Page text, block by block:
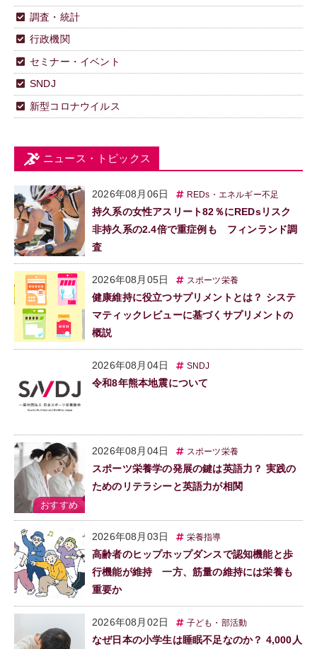
調査・統計
行政機関
セミナー・イベント
SNDJ
新型コロナウイルス
ニュース・トピックス
2026年08月06日 REDs・エネルギー不足
持久系の女性アスリート82％にREDsリスク
非持久系の2.4倍で重症例も フィンランド調
査
2026年08月05日 スポーツ栄養
健康維持に役立つサプリメントとは？ システ
マティックレビューに基づくサプリメントの
概説
2026年08月04日 SNDJ
令和8年熊本地震について
2026年08月04日 スポーツ栄養
スポーツ栄養学の発展の鍵は英語力？ 実践の
ためのリテラシーと英語力が相関
2026年08月03日 栄養指導
高齢者のヒップホップダンスで認知機能と歩
行機能が維持 一方、筋量の維持には栄養も
重要か
2026年08月02日 子ども・部活動
なぜ日本の小学生は睡眠不足なのか？ 4,000人